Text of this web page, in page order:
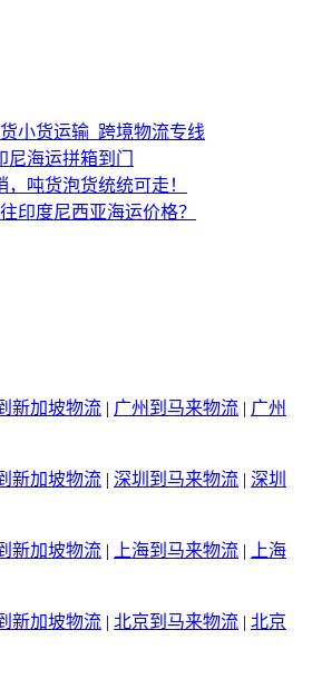
小货运输_跨境物流专线
海运拼箱到门
吨货泡货统统可走！
印度尼西亚海运价格？
新加坡物流 | 广州到马来物流 | 广州
新加坡物流 | 深圳到马来物流 | 深圳
新加坡物流 | 上海到马来物流 |
上海
新加坡物流 | 北京到马来物流 | 北京